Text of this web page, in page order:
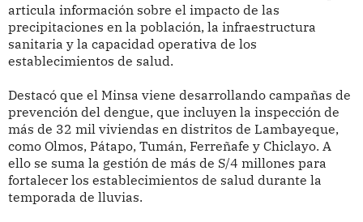
articula información sobre el impacto de las
precipitaciones en la población, la infraestructura
sanitaria y la capacidad operativa de los
establecimientos de salud.
Destacó que el Minsa viene desarrollando campañas de
prevención del dengue, que incluyen la inspección de
más de 32 mil viviendas en distritos de Lambayeque,
como Olmos, Pátapo, Tumán, Ferreñafe y Chiclayo. A
ello se suma la gestión de más de S/4 millones para
fortalecer los establecimientos de salud durante la
temporada de lluvias.